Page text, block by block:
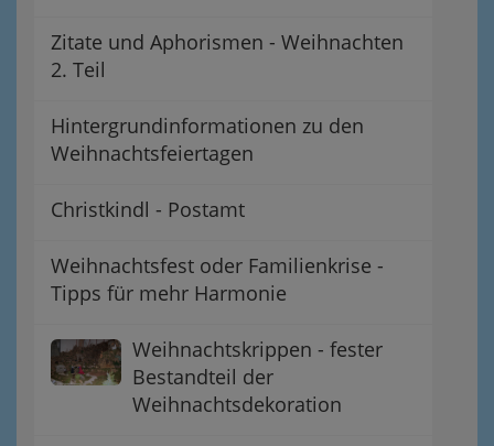
Zitate und Aphorismen - Weihnachten
2. Teil
Hintergrundinformationen zu den
Weihnachtsfeiertagen
Christkindl - Postamt
Weihnachtsfest oder Familienkrise -
Tipps für mehr Harmonie
Weihnachtskrippen - fester
Bestandteil der
Weihnachtsdekoration